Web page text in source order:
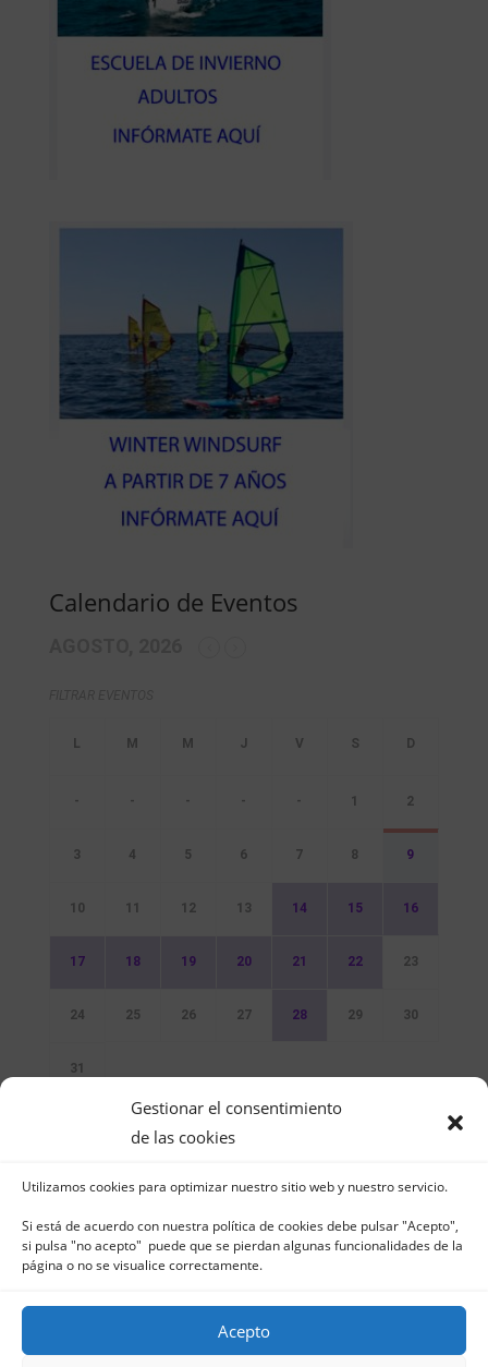
Gestionar el consentimiento
de las cookies
Utilizamos cookies para optimizar nuestro sitio web y nuestro servicio.
Si está de acuerdo con nuestra política de cookies debe pulsar "Acepto",
si pulsa "no acepto" puede que se pierdan algunas funcionalidades de la
página o no se visualice correctamente.
Acepto
Calendario de Eventos
- - - - - 1 2
3 4 5 6 7 8 9
10 11 12 13 14 15 16
17 18 19 20 21 22 23
24 25 26 27 28 29 30
31
Sin Eventos
Club Naútico de Jávea - Muelle Norte s/n |
03730 Jávea – España | Tel. 965 791 025 | Fax.
965 796 008 | info@cnjavea.net